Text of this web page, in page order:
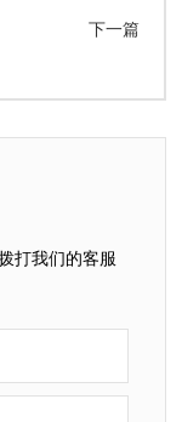
下一篇
打我们的客服